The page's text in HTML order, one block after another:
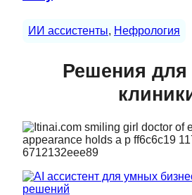
ИИ ассистенты, Нефрология
Решения для